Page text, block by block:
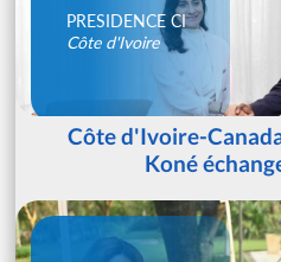
PRESIDENCE CI
Côte d'Ivoire
Côte d'Ivoire-
Koné